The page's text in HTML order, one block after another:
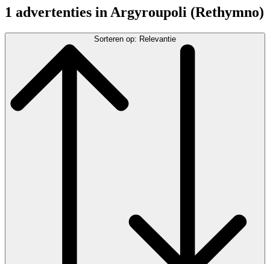
1 advertenties in Argyroupoli (Rethymno)
Sorteren op: Relevantie